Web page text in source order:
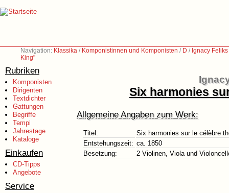
Navigation: Klassika / Komponistinnen und Komponisten / D / Ignacy
King"
Rubriken
Komponisten
Dirigenten
Textdichter
Gattungen
Begriffe
Tempi
Jahrestage
Kataloge
Einkaufen
CD-Tipps
Angebote
Service
Six harmonies
Allgemeine Angaben zum Werk:
Titel:
Six harmonies sur le célèbre
Entstehungszeit: ca. 1850
Besetzung:
2 Violinen, Viola und